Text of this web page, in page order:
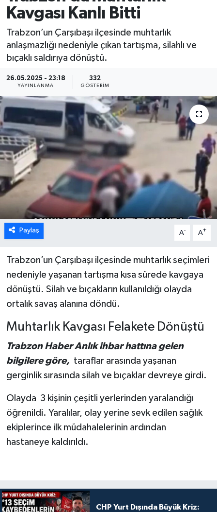
Kavgası Kanlı Bitti
Trabzon’un Çarşıbaşı ilçesinde muhtarlık
anlaşmazlığı nedeniyle çıkan tartışma, silahlı ve
bıçaklı saldırıya dönüştü.
26.05.2025 - 23:18
YAYINLANMA
332
GÖSTERIM
Paylaş A- A+
Trabzon’un Çarşıbaşı ilçesinde muhtarlık seçimleri
nedeniyle yaşanan tartışma kısa sürede kavgaya
dönüştü. Silah ve bıçakların kullanıldığı olayda
ortalık savaş alanına döndü.
Muhtarlık Kavgası Felakete Dönüştü
Trabzon Haber Anlık ihbar hattına gelen
bilgilere göre, taraflar arasında yaşanan
gerginlik sırasında silah ve bıçaklar devreye girdi.
Olayda 3 kişinin çeşitli yerlerinden yaralandığı
öğrenildi. Yaralılar, olay yerine sevk edilen sağlık
ekiplerince ilk müdahalelerinin ardından
hastaneye kaldırıldı.
CHP Yurt Dışında Büyük Kriz: